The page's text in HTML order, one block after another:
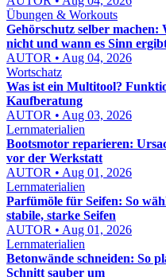
Übungen & Workouts
Gehörschutz selber
nicht und wann es Sinn
AUTOR • Aug 04, 2026
Wortschatz
Was ist ein Multitool?
Kaufberatung
AUTOR • Aug 03, 2026
Lernmaterialien
Bootsmotor reparieren:
vor der Werkstatt
AUTOR • Aug 01, 2026
Lernmaterialien
Parfümöle für Seifen: So
stabile, starke Seifen
AUTOR • Aug 01, 2026
Lernmaterialien
Betonwände schneiden: So
Schnitt sauber um